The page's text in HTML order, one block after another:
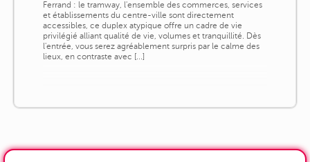
Ferrand : le tramway, l'ensemble des commerces, services
et établissements du centre-ville sont directement
accessibles, ce duplex atypique offre un cadre de vie
privilégié alliant qualité de vie, volumes et tranquillité. Dès
l'entrée, vous serez agréablement surpris par le calme des
lieux, en contraste avec [...]